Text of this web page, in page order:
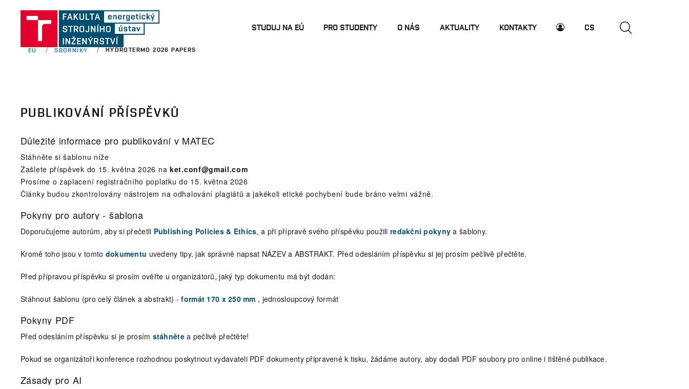
STUDUJ NA EÚ PRO STUDENTY O NÁS AKTUALITY KONTAKTY CS
EU SBORNÍKY HYDROTERMO 2026 PAPERS
PUBLIKOVÁNÍ PŘÍSPĚVKŮ
Důležité informace pro publikování v MATEC
Stáhněte si šablonu níže
Zašlete příspěvek do 15. května 2026 na ket.conf@gmail.com
Prosíme o zaplacení registračního poplatku do 15. května 2026
Články budou zkontrolovány nástrojem na odhalování plagiátů a jakékoli etické pochybení bude bráno velmi vážně.
Pokyny pro autory - šablona
Doporučujeme autorům, aby si přečetli Publishing Policies & Ethics, a při přípravě svého příspěvku použili redakční pokyny a šablony.
Kromě toho jsou v tomto dokumentu uvedeny tipy, jak správně napsat NÁZEV a ABSTRAKT. Před odesláním příspěvku si jej prosím pečlivě přečtěte.
Před přípravou příspěvku si prosím ověřte u organizátorů, jaký typ dokumentu má být dodán:
Stáhnout šablonu (pro celý článek a abstrakt) -formát 170 x 250 mm , jednosloupcový formát
Pokyny PDF
Před odesláním příspěvku si je prosím stáhněte a pečlivě přečtěte!
Pokud se organizátoři konference rozhodnou poskytnout vydavateli PDF dokumenty připravené k tisku, žádáme autory, aby dodali PDF soubory pro online i tištěné publikace.
Zásady pro AI